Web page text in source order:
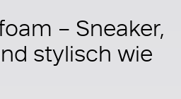
– Sneaker,
stylisch wie